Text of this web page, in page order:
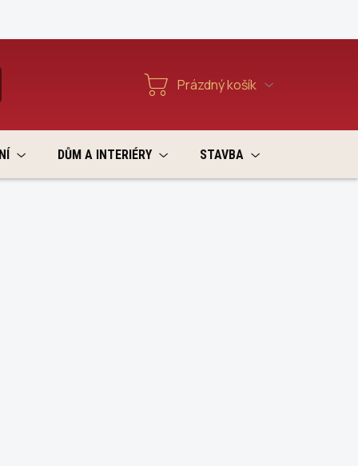
Nákupní
Prázdný košík
DŮM A INTERIÉRY STAVBA